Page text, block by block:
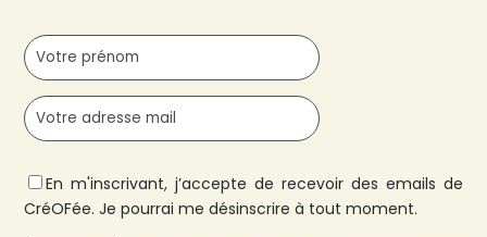
En m'inscrivant, j’accepte de recevoir des emails de
CréOFée. Je pourrai me désinscrire à tout moment.